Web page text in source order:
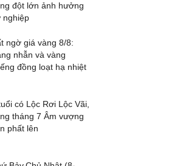
đột lớn ảnh hưởng
nghiệp
ngờ giá vàng 8/8:
nhẫn và vàng
đồng loạt hạ nhiệt
có Lộc Rơi Lộc Vãi,
tháng 7 Âm vượng
phất lên